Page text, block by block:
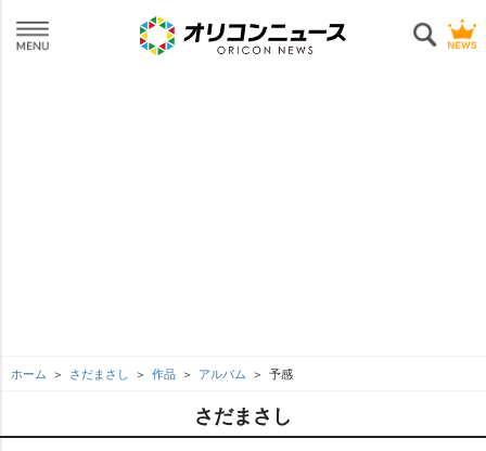
ホーム さだまさし 作品 アルバム 予感
さだまさし